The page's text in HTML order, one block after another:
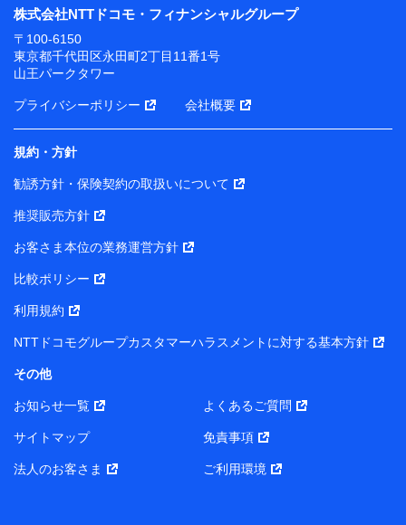
株式会社NTTドコモ・フィナンシャルグループ
〒100-6150
東京都千代田区永田町2丁目11番1号
山王パークタワー
プライバシーポリシー 会社概要
規約・方針
勧誘方針・保険契約の取扱いについて
推奨販売方針
お客さま本位の業務運営方針
比較ポリシー
利用規約
NTTドコモグループカスタマーハラスメントに対する基本方針
その他
お知らせ一覧 よくあるご質問
サイトマップ 免責事項
法人のお客さま ご利用環境